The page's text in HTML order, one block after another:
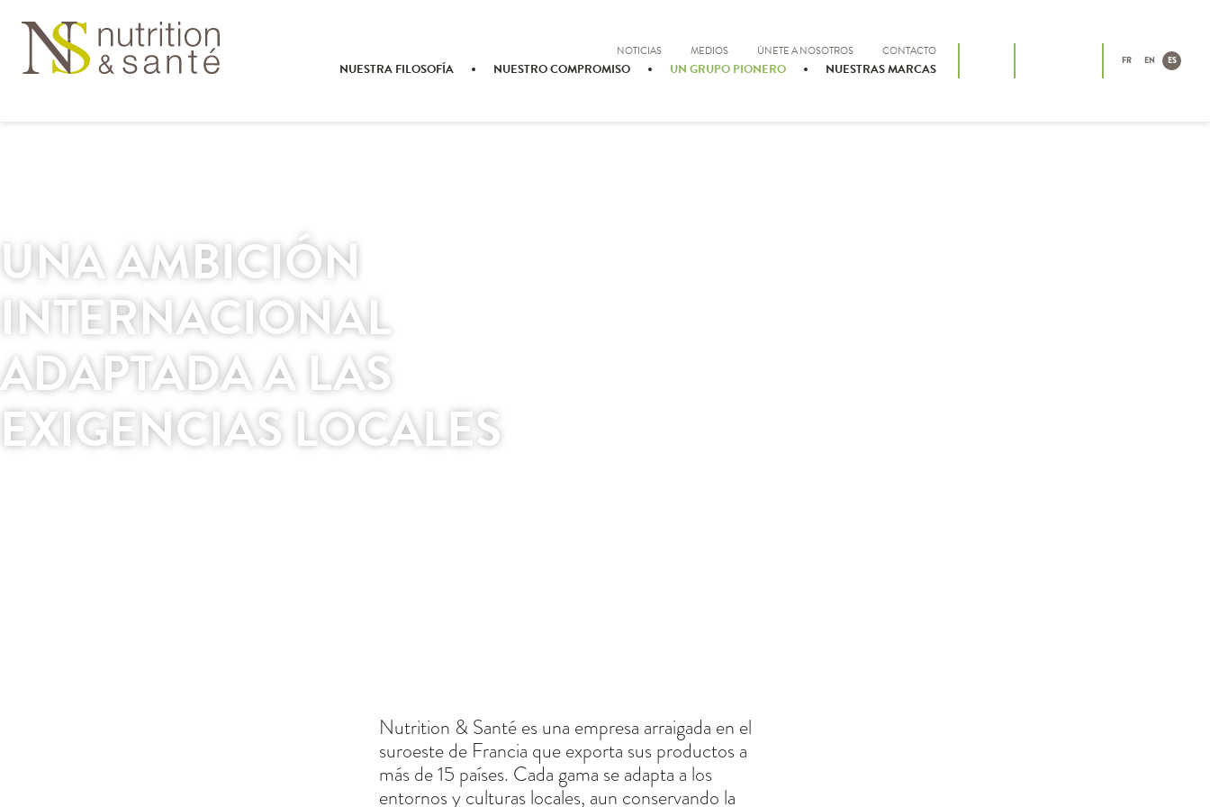
NOTICIAS MEDIOS ÚNETE A NOSOTROS CONTACTO
NUESTRA FILOSOFÍA NUESTRO COMPROMISO UN GRUPO PIONERO NUESTRAS MARCAS FR EN ES
UNA AMBICIÓN
INTERNACIONAL
ADAPTADA A LAS
EXIGENCIAS LOCALES
Nutrition & Santé es una empresa arraigada en el
suroeste de Francia que exporta sus productos a
más de 15 países. Cada gama se adapta a los
entornos y culturas locales, aun conservando la